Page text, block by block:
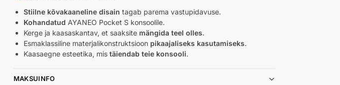
Stiilne kõvakaaneline disain tagab parema vastupidavuse.
Kohandatud AYANEO Pocket S konsoolile.
Kerge ja kaasaskantav, et saaksite mängida teel olles.
Esmaklassiline materjalikonstruktsioon pikaajaliseks kasutamiseks.
Kaasaegne esteetika, mis täiendab teie konsooli.
MAKSUINFO